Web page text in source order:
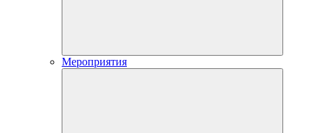
Мероприятия